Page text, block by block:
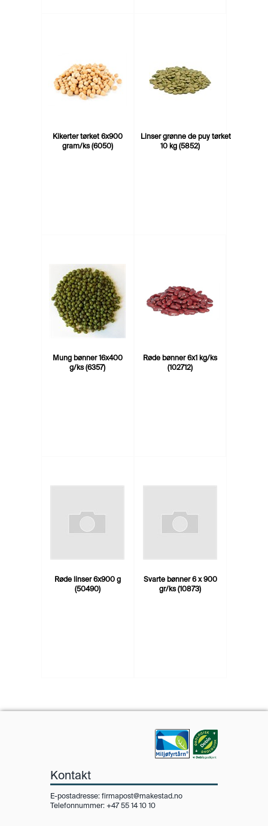
Kikerter tørket 6x900
gram/ks (6050)
Linser grønne de puy tørket
10 kg (5852)
Mung bønner 16x400
g/ks (6357)
Røde bønner 6x1 kg/ks
(102712)
Røde linser 6x900 g
(50490)
Svarte bønner 6 x 900
gr/ks (10873)
Kontakt
E-postadresse:firmapost@makestad.no
Telefonnummer: +47 55 14 10 10